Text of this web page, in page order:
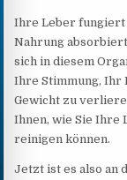
Ihre Leber fungiert
Nahrung
sich in diesem
Ihre Stimmung, Ihr
Gewicht zu
Ihnen, wie Sie Ihre
reinigen können.
Jetzt ist es also an